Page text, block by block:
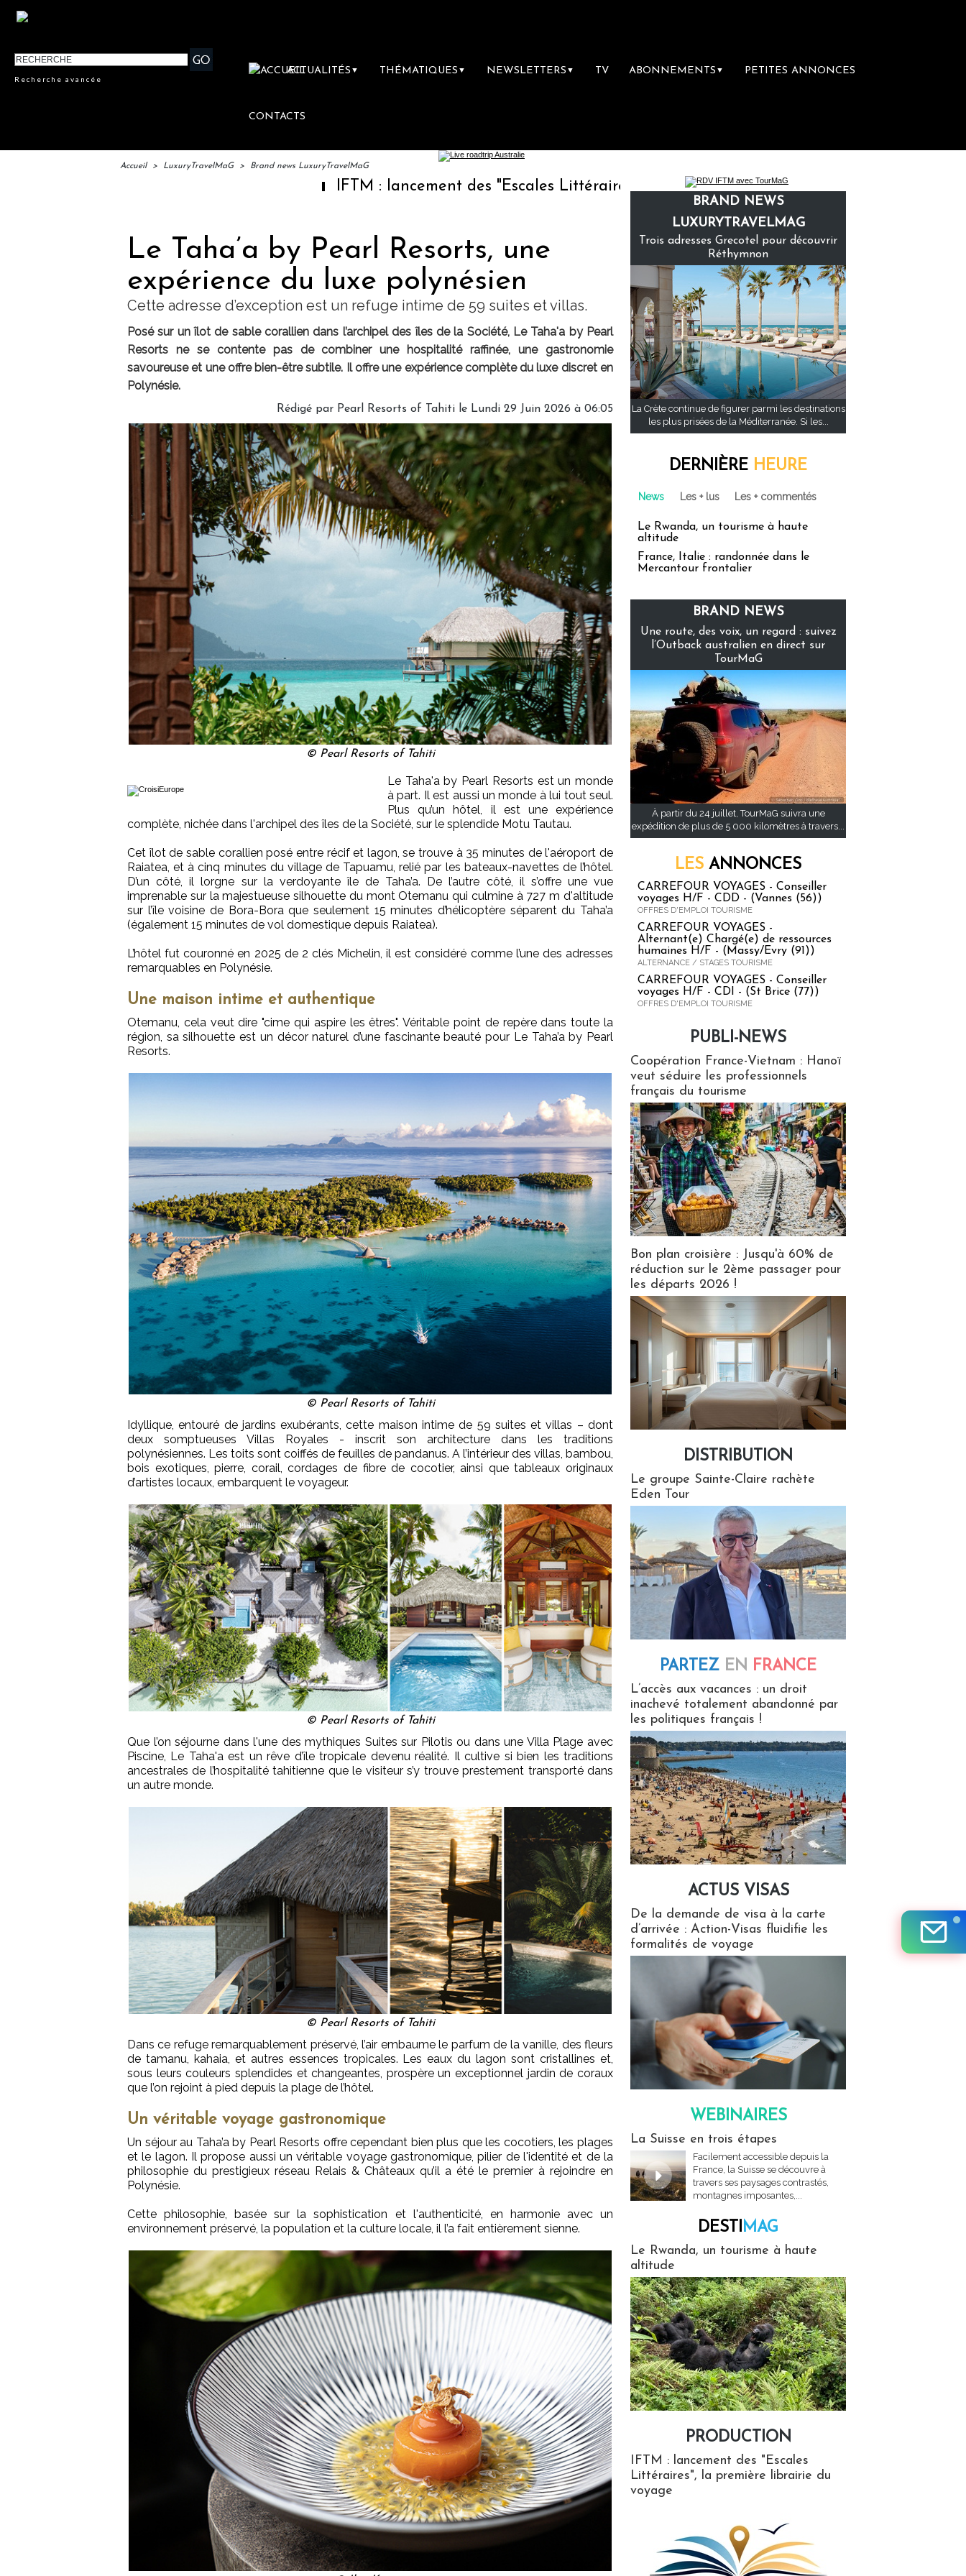
Recherche avancée
ACTUALITÉS ▼ THÉMATIQUES ▼ NEWSLETTERS ▼ TV ABONNEMENTS ▼ PETITES ANNONCES
CONTACTS
Accueil > LuxuryTravelMaG > Brand news LuxuryTravelMaG
IFTM : lancement des "Escales Littéraires", la première librairie du voyage
Le Taha’a by Pearl Resorts, une
expérience du luxe polynésien
Cette adresse d’exception est un refuge intime de 59 suites et villas.
Posé sur un îlot de sable corallien dans l’archipel des îles de la Société, Le Taha'a by Pearl
Resorts ne se contente pas de combiner une hospitalité raffinée, une gastronomie
savoureuse et une offre bien-être subtile. Il offre une expérience complète du luxe discret en
Polynésie.
Rédigé par Pearl Resorts of Tahiti le Lundi 29 Juin 2026 à 06:05
© Pearl Resorts of Tahiti
Le Taha'a by Pearl Resorts est un monde
à part. Il est aussi un monde à lui tout seul.
Plus qu’un hôtel, il est une expérience
complète, nichée dans l'archipel des îles de la Société, sur le splendide Motu Tautau.
Cet îlot de sable corallien posé entre récif et lagon, se trouve à 35 minutes de l'aéroport de
Raiatea, et à cinq minutes du village de Tapuamu, relié par les bateaux-navettes de l’hôtel.
D’un côté, il lorgne sur la verdoyante île de Taha’a. De l’autre côté, il s’offre une vue
imprenable sur la majestueuse silhouette du mont Otemanu qui culmine à 727 m d'altitude
sur l’île voisine de Bora-Bora que seulement 15 minutes d’hélicoptère séparent du Taha’a
(également 15 minutes de vol domestique depuis Raiatea).
L’hôtel fut couronné en 2025 de 2 clés Michelin, il est considéré comme l’une des adresses
remarquables en Polynésie.
Une maison intime et authentique
Otemanu, cela veut dire "cime qui aspire les êtres". Véritable point de repère dans toute la
région, sa silhouette est un décor naturel d’une fascinante beauté pour Le Taha’a by Pearl
Resorts.
© Pearl Resorts of Tahiti
Idyllique, entouré de jardins exubérants, cette maison intime de 59 suites et villas – dont
deux somptueuses Villas Royales - inscrit son architecture dans les traditions
polynésiennes. Les toits sont coiffés de feuilles de pandanus. A l’intérieur des villas, bambou,
bois exotiques, pierre, corail, cordages de fibre de cocotier, ainsi que tableaux originaux
d’artistes locaux, embarquent le voyageur.
© Pearl Resorts of Tahiti
Que l’on séjourne dans l'une des mythiques Suites sur Pilotis ou dans une Villa Plage avec
Piscine, Le Taha'a est un rêve d’île tropicale devenu réalité. Il cultive si bien les traditions
ancestrales de l’hospitalité tahitienne que le visiteur s’y trouve prestement transporté dans
un autre monde.
© Pearl Resorts of Tahiti
Dans ce refuge remarquablement préservé, l’air embaume le parfum de la vanille, des fleurs
de tamanu, kahaia, et autres essences tropicales. Les eaux du lagon sont cristallines et,
sous leurs couleurs splendides et changeantes, prospère un exceptionnel jardin de coraux
que l’on rejoint à pied depuis la plage de l’hôtel.
Un véritable voyage gastronomique
Un séjour au Taha’a by Pearl Resorts offre cependant bien plus que les cocotiers, les plages
et le lagon. Il propose aussi un véritable voyage gastronomique, pilier de l'identité et de la
philosophie du prestigieux réseau Relais & Châteaux qu’il a été le premier à rejoindre en
Polynésie.
Cette philosophie, basée sur la sophistication et l'authenticité, en harmonie avec un
environnement préservé, la population et la culture locale, il l’a fait entièrement sienne.
BRAND NEWS
LUXURYTRAVELMAG
Trois adresses Grecotel pour découvrir
Réthymnon
La Crète continue de figurer parmi les destinations
les plus prisées de la Méditerranée. Si les...
DERNIÈRE HEURE
News Les + lus Les + commentés
Le Rwanda, un tourisme à haute
altitude
France, Italie : randonnée dans le
Mercantour frontalier
BRAND NEWS
Une route, des voix, un regard : suivez
l’Outback australien en direct sur
TourMaG
À partir du 24 juillet, TourMaG suivra une
expédition de plus de 5 000 kilomètres à travers...
LES ANNONCES
CARREFOUR VOYAGES - Conseiller
voyages H/F - CDD - (Vannes (56))
OFFRES D'EMPLOI TOURISME
CARREFOUR VOYAGES -
Alternant(e) Chargé(e) de ressources
humaines H/F - (Massy/Evry (91))
ALTERNANCE / STAGES TOURISME
CARREFOUR VOYAGES - Conseiller
voyages H/F - CDI - (St Brice (77))
OFFRES D'EMPLOI TOURISME
PUBLI-NEWS
Coopération France-Vietnam : Hanoï
veut séduire les professionnels
français du tourisme
Bon plan croisière : Jusqu'à 60% de
réduction sur le 2ème passager pour
les départs 2026 !
DISTRIBUTION
Le groupe Sainte-Claire rachète
Eden Tour
PARTEZ EN FRANCE
L’accès aux vacances : un droit
inachevé totalement abandonné par
les politiques français !
ACTUS VISAS
De la demande de visa à la carte
d’arrivée : Action-Visas fluidifie les
formalités de voyage
WEBINAIRES
La Suisse en trois étapes
Facilement accessible depuis la
France, la Suisse se découvre à
travers ses paysages contrastés,
montagnes imposantes,...
DESTIMAG
Le Rwanda, un tourisme à haute
altitude
PRODUCTION
IFTM : lancement des "Escales
Littéraires", la première librairie du
voyage